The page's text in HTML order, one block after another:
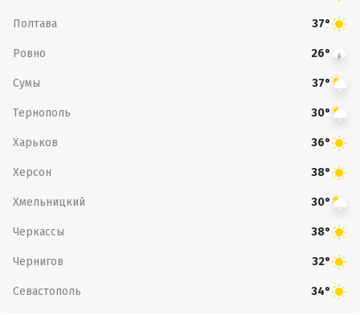
Полтава 37°
Ровно 26°
Сумы 37°
Тернополь 30°
Харьков 36°
Херсон 38°
Хмельницкий 30°
Черкассы 38°
Чернигов 32°
Севастополь 34°